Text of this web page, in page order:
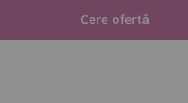
Cere ofertă